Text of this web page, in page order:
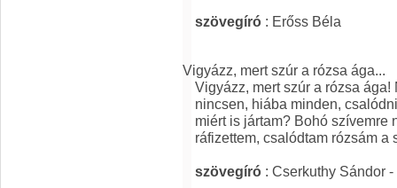
szövegíró : Erőss Béla
Vigyázz, mert szúr a rózsa ága...
Vigyázz, mert szúr a rózsa
nincsen, hiába minden,
miért is jártam? Bohó szívemre
ráfizettem, csalódtam rózsám a
szövegíró : Cserkuthy Sándor